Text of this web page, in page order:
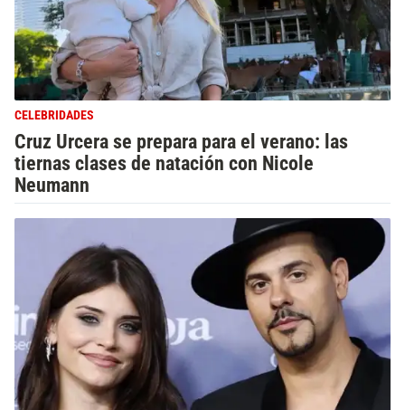
CELEBRIDADES
Cruz Urcera se prepara para el verano: las
tiernas clases de natación con Nicole
Neumann